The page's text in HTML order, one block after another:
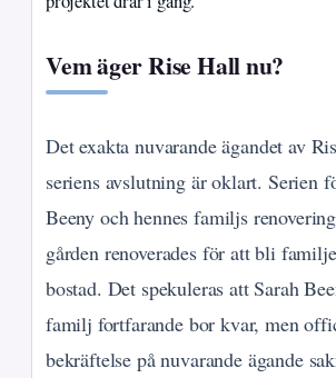
Vem äger Rise Hall nu?
Det exakta nuvarande ägandet av
seriens avslutning är oklart. Serien
Beeny och hennes familjs
gården renoverades för att bli
bostad. Det spekuleras att Sarah
familj fortfarande bor kvar, men
bekräftelse på nuvarande ägande